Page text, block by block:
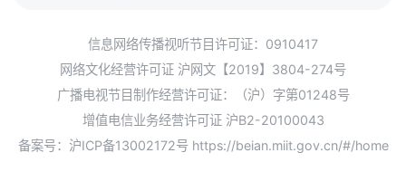
信息网络传播视听节目许可证：0910417
网络文化经营许可证 沪网文【2019】3804-274号
广播电视节目制作经营许可证：（沪）字第01248号
增值电信业务经营许可证 沪B2-20100043
备案号：沪ICP备13002172号 https://beian.miit.gov.cn/#/home